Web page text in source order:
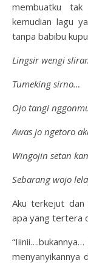
membuatku
kemudian lagu
tanpa babibu
Lingsir wengi
Tumeking sirno…
Ojo tangi
Awas jo ngetoro
Wingojin setan
Sebarang wojo
Aku terkejut dan
apa yang tertera
menyanyikannya